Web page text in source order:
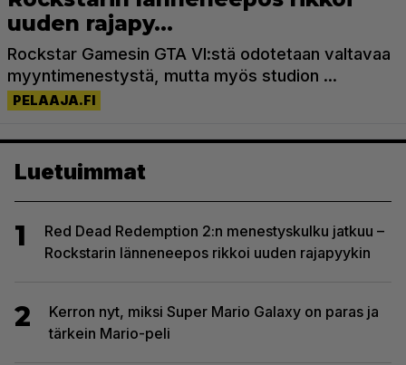
Luetuimmat
1
Red Dead Redemption 2:n menestyskulku jatkuu –
Rockstarin länneneepos rikkoi uuden rajapyykin
2
Kerron nyt, miksi Super Mario Galaxy on paras ja
tärkein Mario-peli